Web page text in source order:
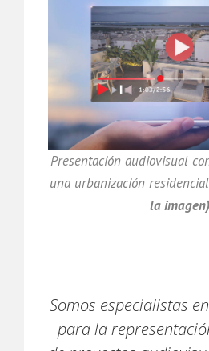
Presentación audiovisual
una urbanización
la imagen)
Somos especialistas
para la